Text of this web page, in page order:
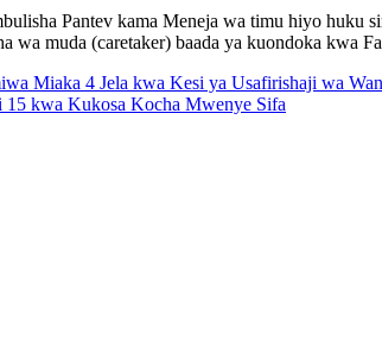
Pantev kama Meneja wa timu hiyo
wa muda (caretaker) baada ya kuondoka kwa
Miaka 4 Jela kwa Kesi ya Usafirishaji wa
kwa Kukosa Kocha Mwenye Sifa